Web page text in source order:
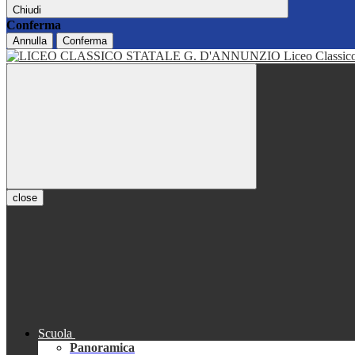
Chiudi
Conferma
Annulla Conferma
Liceo
close
Scuola
Panoramica